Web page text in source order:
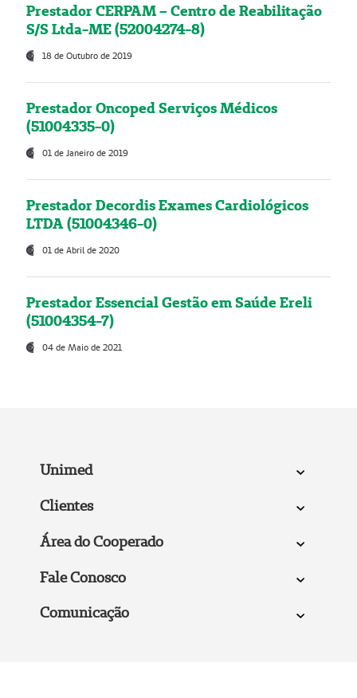
Prestador CERPAM – Centro de Reabilitação
S/S Ltda-ME (52004274-8)
18 de Outubro de 2019
Prestador Oncoped Serviços Médicos
(51004335-0)
01 de Janeiro de 2019
Prestador Decordis Exames Cardiológicos
LTDA (51004346-0)
01 de Abril de 2020
Prestador Essencial Gestão em Saúde Ereli
(51004354-7)
04 de Maio de 2021
Unimed
Clientes
Área do Cooperado
Fale Conosco
Comunicação